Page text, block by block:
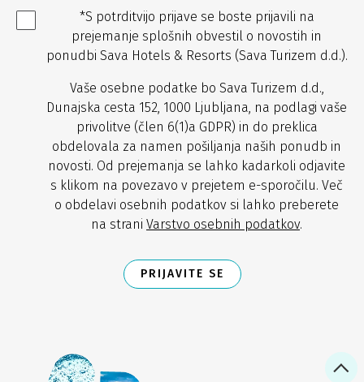
*S potrditvijo prijave se boste prijavili na
prejemanje splošnih obvestil o novostih in
ponudbi Sava Hotels & Resorts (Sava Turizem d.d.).
Vaše osebne podatke bo Sava Turizem d.d.,
Dunajska cesta 152, 1000 Ljubljana, na podlagi vaše
privolitve (člen 6(1)a GDPR) in do preklica
obdelovala za namen pošiljanja naših ponudb in
novosti. Od prejemanja se lahko kadarkoli odjavite
s klikom na povezavo v prejetem e-sporočilu. Več
o obdelavi osebnih podatkov si lahko preberete
na strani Varstvo osebnih podatkov.
PRIJAVITE SE